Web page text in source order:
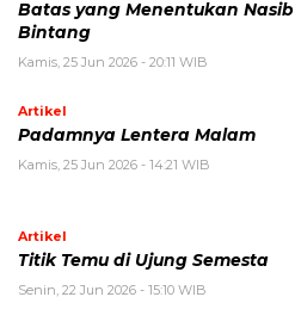
Batas yang Menentukan Nasib
Bintang
Kamis, 25 Jun 2026 - 20:11 WIB
Artikel
Padamnya Lentera Malam
Kamis, 25 Jun 2026 - 14:21 WIB
Artikel
Titik Temu di Ujung Semesta
Senin, 22 Jun 2026 - 15:10 WIB